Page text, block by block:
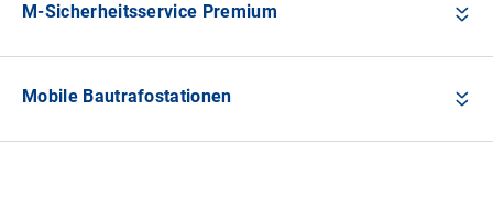
M-Sicherheitsservice Premium
Mobile Bautrafostationen